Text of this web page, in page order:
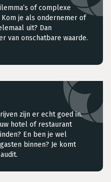
of complexe
je als ondernemer of
uit? Dan
van onschatbare waarde.
zijn er echt goed in.
hotel of restaurant
En ben je wel
binnen? Je komt